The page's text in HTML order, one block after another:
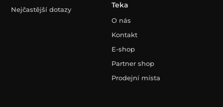
Nejčastější dotazy
Teka
O nás
Kontakt
E-shop
Partner shop
Prodejní místa